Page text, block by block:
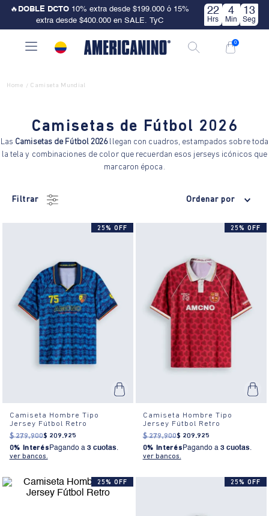
🔥 DOBLE DCTO 10% extra desde $199.000 ó 15%
extra desde $400.000 en SALE. TyC
22
Hrs
4
Min
13
Seg
0
Home / Camiseta Mundial
Camisetas de Fútbol 2026
Las Camisetas de Fútbol 2026llegan con cuadros, estampados sobre toda
la tela y combinaciones de color que recuerdan esos jerseys icónicos que
marcaron época.
Filtrar Ordenar por
25% OFF
Camiseta Hombre Tipo
Jersey Fútbol Retro
$ 279.900$ 209.925
0% Interés Pagando a 3 cuotas.
ver bancos.
25% OFF
Camiseta Hombre Tipo
Jersey Fútbol Retro
$ 279.900$ 209.925
0% Interés Pagando a 3 cuotas.
ver bancos.
25% OFF 25% OFF